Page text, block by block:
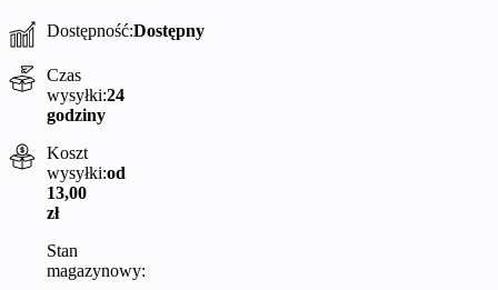
Dostępność:Dostępny
Czas
wysyłki:24
godziny
Koszt
wysyłki:od
13,00
zł
Stan
magazynowy: